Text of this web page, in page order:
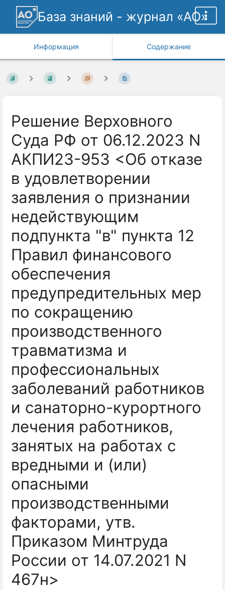
База знаний - журнал «АО»
Информация Содержание
Решение Верховного
Суда РФ от 06.12.2023 N
АКПИ23-953 <Об отказе
в удовлетворении
заявления о признании
недействующим
подпункта "в" пункта 12
Правил финансового
обеспечения
предупредительных мер
по сокращению
производственного
травматизма и
профессиональных
заболеваний работников
и санаторно-курортного
лечения работников,
занятых на работах с
вредными и (или)
опасными
производственными
факторами, утв.
Приказом Минтруда
России от 14.07.2021 N
467н>